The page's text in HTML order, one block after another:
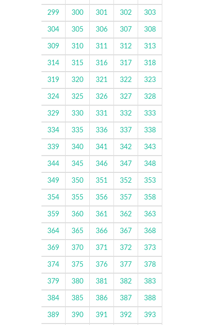
299 300 301 302 303
304 305 306 307 308
309 310 311 312 313
314 315 316 317 318
319 320 321 322 323
324 325 326 327 328
329 330 331 332 333
334 335 336 337 338
339 340 341 342 343
344 345 346 347 348
349 350 351 352 353
354 355 356 357 358
359 360 361 362 363
364 365 366 367 368
369 370 371 372 373
374 375 376 377 378
379 380 381 382 383
384 385 386 387 388
389 390 391 392 393